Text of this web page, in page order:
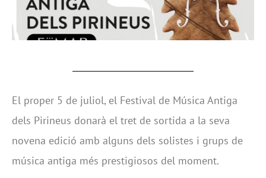
El proper 5 de juliol, el Festival de Música Antiga
dels Pirineus donarà el tret de sortida a la seva
novena edició amb alguns dels solistes i grups de
música antiga més prestigiosos del moment.